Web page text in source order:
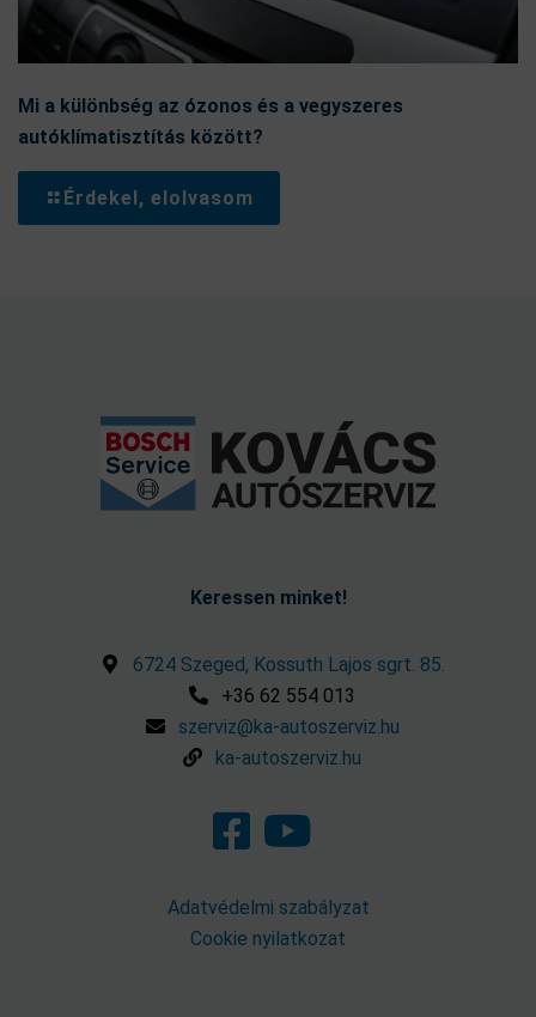
Mi a különbség az ózonos és a vegyszeres
autóklímatisztítás között?
Érdekel, elolvasom
Keressen minket!
6724 Szeged, Kossuth Lajos sgrt. 85.
+36 62 554 013
szerviz@ka-autoszerviz.hu
ka-autoszerviz.hu
Adatvédelmi szabályzat
Cookie nyilatkozat